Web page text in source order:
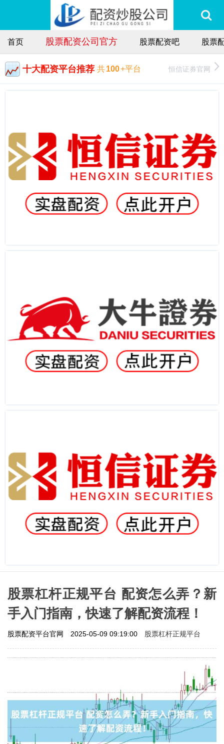
首页 股票配资公司官方 股票配资吧 股票
十大配资平台推荐 共100+平台 恒信证券官网
股票杠杆正规平台 配资怎么弄？新
手入门指南，快速了解配资流程！
股票配资平台官网 2025-05-09 09:19:00 股票杠杆正规平台